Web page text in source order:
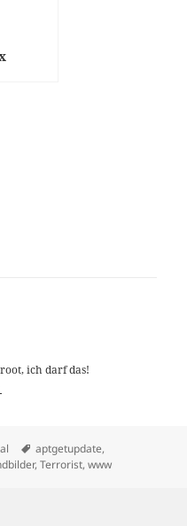
ich darf das!
Tags
aptgetupdate,
,Terrorist,www